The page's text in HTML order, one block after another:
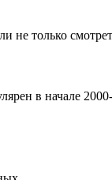
не только
в начале